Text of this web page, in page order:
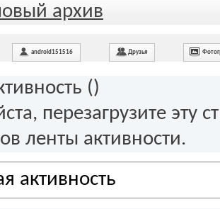
архив
android151516 Друзья
()
перезагрузите эту
ленты активности.
активность